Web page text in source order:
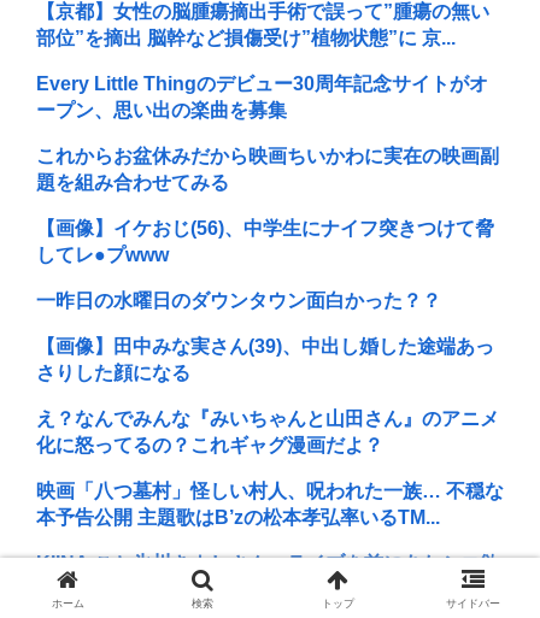
【京都】女性の脳腫瘍摘出手術で誤って”腫瘍の無い
部位”を摘出 脳幹など損傷受け”植物状態”に 京...
Every Little Thingのデビュー30周年記念サイトがオ
ープン、思い出の楽曲を募集
これからお盆休みだから映画ちいかわに実在の映画副
題を組み合わせてみる
【画像】イケおじ(56)、中学生にナイフ突きつけて脅
してレ●プwww
一昨日の水曜日のダウンタウン面白かった？？
【画像】田中みな実さん(39)、中出し婚した途端あっ
さりした顔になる
え？なんでみんな『みいちゃんと山田さん』のアニメ
化に怒ってるの？これギャグ漫画だよ？
映画「八つ墓村」怪しい村人、呪われた一族… 不穏な
本予告公開 主題歌はB’zの松本孝弘率いるTM...
KIINA.こと氷川きよしさん、ライブを前にあたシコ欲
全開www
ホーム 検索 トップ サイドバー